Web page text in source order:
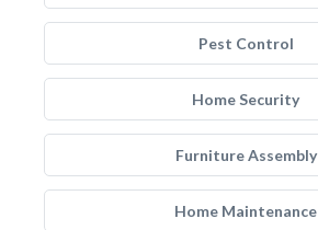
Pest Control
Home Security
Furniture Assembly
Home Maintenance